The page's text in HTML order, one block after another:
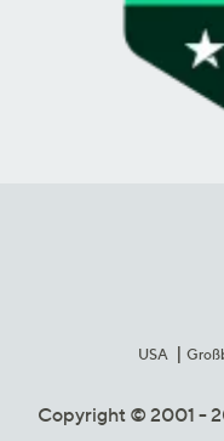
USA
Copyright © 2001 -